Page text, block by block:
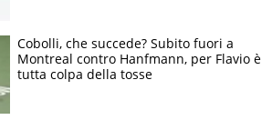
Cobolli, che succede? Subito fuori a
Montreal contro Hanfmann, per Flavio è
tutta colpa della tosse